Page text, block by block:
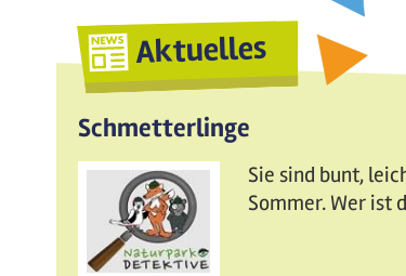
Aktuelles
Schmetterlinge
Sie sind bunt,
Sommer. Wer ist